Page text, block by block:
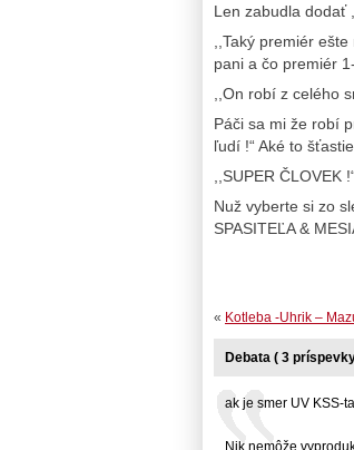
Len zabudla dodať
,,Taký premiér
pani a čo premiér
,,On robí z celého
Páči sa mi že robí
ľudí !“ Aké to
,,SUPER ČLOVEK !“
Nuž vyberte si zo
SPASITEĽA &
« Kotleba -Uhrik –
Debata ( 3
ak je smer UV KSS-
Nik nemôže